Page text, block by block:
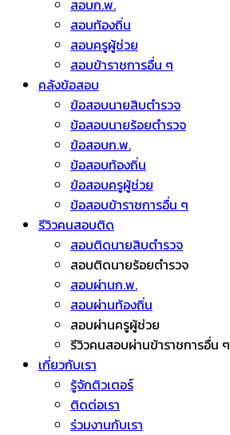
สอบก.พ.
สอบท้องถิ่น
สอบครูผู้ช่วย
สอบข้าราชการอื่น ๆ
คลังข้อสอบ
ข้อสอบนายสิบตำรวจ
ข้อสอบนายร้อยตำรวจ
ข้อสอบก.พ.
ข้อสอบท้องถิ่น
ข้อสอบครูผู้ช่วย
ข้อสอบข้าราชการอื่น ๆ
รีวิวคนสอบติด
สอบติดนายสิบตำรวจ
สอบติดนายร้อยตำรวจ
สอบผ่านก.พ.
สอบผ่านท้องถิ่น
สอบผ่านครูผู้ช่วย
รีวิวคนสอบผ่านข้าราชการอื่น ๆ
เกี่ยวกับเรา
รู้จักติวเตอร์
ติดต่อเรา
ร่วมงานกับเรา